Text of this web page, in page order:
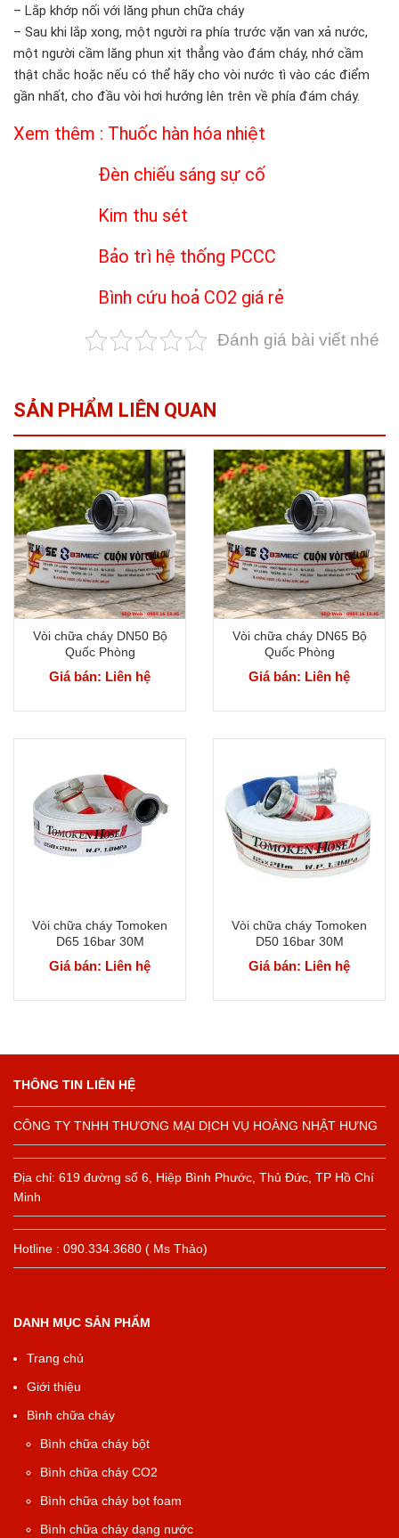
– Lắp khớp nối với lăng phun chữa cháy
– Sau khi lắp xong, một người ra phía trước vặn van xả nước,
một người cầm lăng phun xịt thẳng vào đám cháy, nhớ cầm
thật chắc hoặc nếu có thể hãy cho vòi nước tì vào các điểm
gần nhất, cho đầu vòi hơi hướng lên trên về phía đám cháy.
Xem thêm : Thuốc hàn hóa nhiệt
Đèn chiếu sáng sự cố
Kim thu sét
Bảo trì hệ thống PCCC
Bình cứu hoả CO2 giá rẻ
Đánh giá bài viết nhé
SẢN PHẨM LIÊN QUAN
Vòi chữa cháy DN50 Bộ
Quốc Phòng
Giá bán: Liên hệ
Vòi chữa cháy DN65 Bộ
Quốc Phòng
Giá bán: Liên hệ
Vòi chữa cháy Tomoken
D65 16bar 30M
Giá bán: Liên hệ
Vòi chữa cháy Tomoken
D50 16bar 30M
Giá bán: Liên hệ
THÔNG TIN LIÊN HỆ
CÔNG TY TNHH THƯƠNG MẠI DỊCH VỤ HOÀNG NHẬT HƯNG
Địa chỉ: 619 đường số 6, Hiệp Bình Phước, Thủ Đức, TP Hồ Chí
Minh
Hotline : 090.334.3680 ( Ms Thảo)
DANH MỤC SẢN PHẨM
Trang chủ
Giới thiệu
Bình chữa cháy
Bình chữa cháy bột
Bình chữa cháy CO2
Bình chữa cháy bọt foam
Bình chữa cháy dạng nước